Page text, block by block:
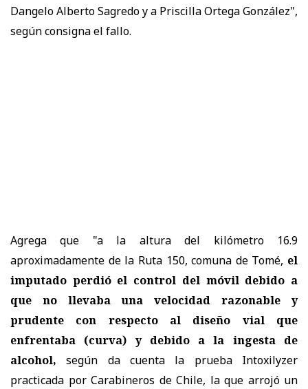
Dangelo Alberto Sagredo y a Priscilla Ortega González",
según consigna el fallo.
Agrega que "a la altura del kilómetro 16.9
aproximadamente de la Ruta 150, comuna de Tomé, el
imputado perdió el control del móvil debido a
que no llevaba una velocidad razonable y
prudente con respecto al diseño vial que
enfrentaba (curva) y debido a la ingesta de
alcohol, según da cuenta la prueba Intoxilyzer
practicada por Carabineros de Chile, la que arrojó un